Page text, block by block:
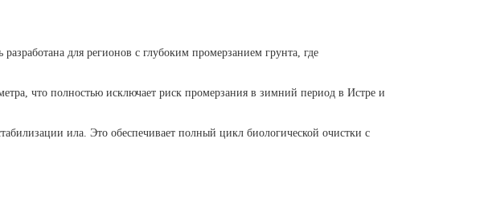
для регионов с глубоким промерзанием грунта, где
что полностью исключает риск промерзания в зимний период в Истре и
ила. Это обеспечивает полный цикл биологической очистки с